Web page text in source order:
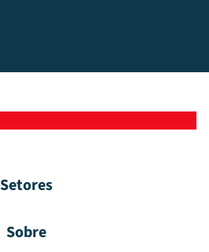
Setores
Sobre